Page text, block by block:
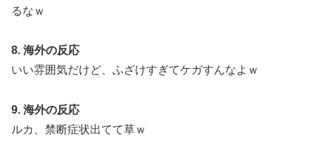
ト1入りに現実味!?2030大会で出場枠「64」なら追い風
応】
▶ 韓国人「日本人女性逮捕！ソウルで夜中一人ゴルフクラ
▶ 外国人「親子丼という日本の料理の直訳を知ってしまっ
た…」
るなｗ
8. 海外の反応
いい雰囲気だけど、ふざけすぎてケガすんなよｗ
9. 海外の反応
ルカ、禁断症状出てて草ｗ